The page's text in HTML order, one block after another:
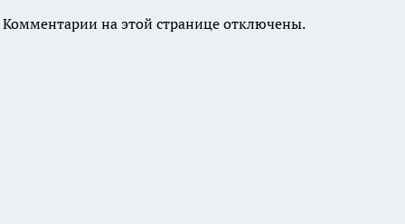
Комментарии на этой странице отключены.